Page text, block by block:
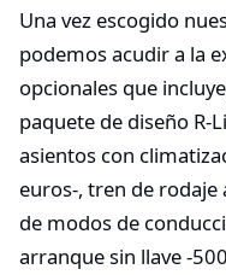
Una vez escogido
podemos acudir a la
opcionales que
paquete de diseño R-
asientos con
euros-, tren de rodaje
de modos de
arranque sin llave -